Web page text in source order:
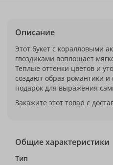
Описание
Этот букет с коралловыми
гвоздиками воплощает
Теплые оттенки цветов и
создают образ романтики
подарок для выражения
Закажите этот товар с
Общие характеристики
Тип